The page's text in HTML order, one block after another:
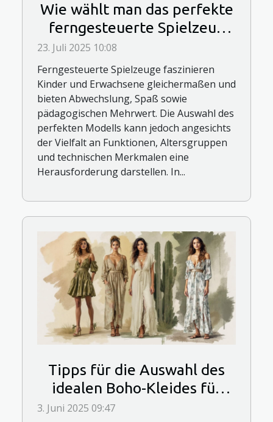
Wie wählt man das perfekte
ferngesteuerte Spielzeug
für jedes Alter?
23. Juli 2025 10:08
Ferngesteuerte Spielzeuge faszinieren
Kinder und Erwachsene gleichermaßen und
bieten Abwechslung, Spaß sowie
pädagogischen Mehrwert. Die Auswahl des
perfekten Modells kann jedoch angesichts
der Vielfalt an Funktionen, Altersgruppen
und technischen Merkmalen eine
Herausforderung darstellen. In...
Tipps für die Auswahl des
idealen Boho-Kleides für
verschiedene Körpertypen
3. Juni 2025 09:47